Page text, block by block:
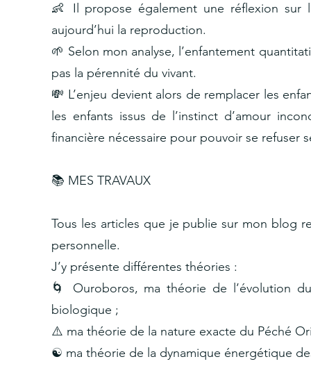
👶 Il propose également une réflexion sur
aujourd’hui la reproduction.
🌱 Selon mon analyse, l’enfantement
pas la pérennité du vivant.
💸 L’enjeu devient alors de remplacer les
les enfants issus de l’instinct d’amour
financière nécessaire pour pouvoir se refuser
📚 MES TRAVAUX
Tous les articles que je publie sur mon blog
personnelle.
J’y présente différentes théories :
🌀 Ouroboros, ma théorie de l’évolution
biologique ;
⚠️ ma théorie de la nature exacte du Péché
☯️ ma théorie de la dynamique énergétique